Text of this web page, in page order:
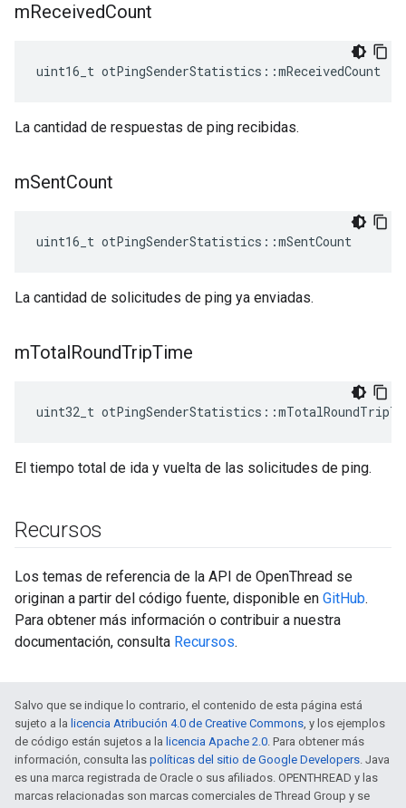
mReceivedCount
uint16_t otPingSenderStatistics ::mReceivedCount
La cantidad de respuestas de ping recibidas.
mSentCount
uint16_t otPingSenderStatistics ::mSentCount
La cantidad de solicitudes de ping ya enviadas.
mTotalRoundTripTime
uint32_t otPingSenderStatistics ::
El tiempo total de ida y vuelta de las solicitudes de ping.
Recursos
Los temas de referencia de la API de OpenThread se
originan a partir del código fuente, disponible en GitHub.
Para obtener más información o contribuir a nuestra
documentación, consulta Recursos.
Salvo que se indique lo contrario, el contenido de esta página está
sujeto a la licencia Atribución 4.0 de Creative Commons, y los ejemplos
de código están sujetos a la licencia Apache 2.0. Para obtener más
información, consulta las políticas del sitio de Google Developers. Java
es una marca registrada de Oracle o sus afiliados. OPENTHREAD y las
marcas relacionadas son marcas comerciales de Thread Group y se